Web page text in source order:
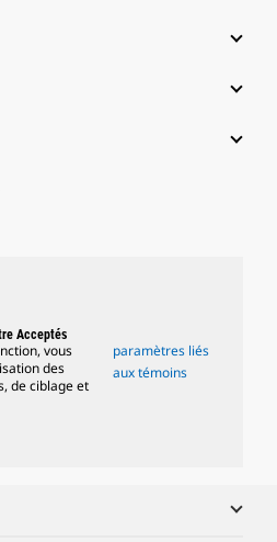
Acceptés
vous
des
de ciblage et
paramètres liés
aux témoins